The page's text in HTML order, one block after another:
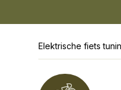
Elektrische fiets